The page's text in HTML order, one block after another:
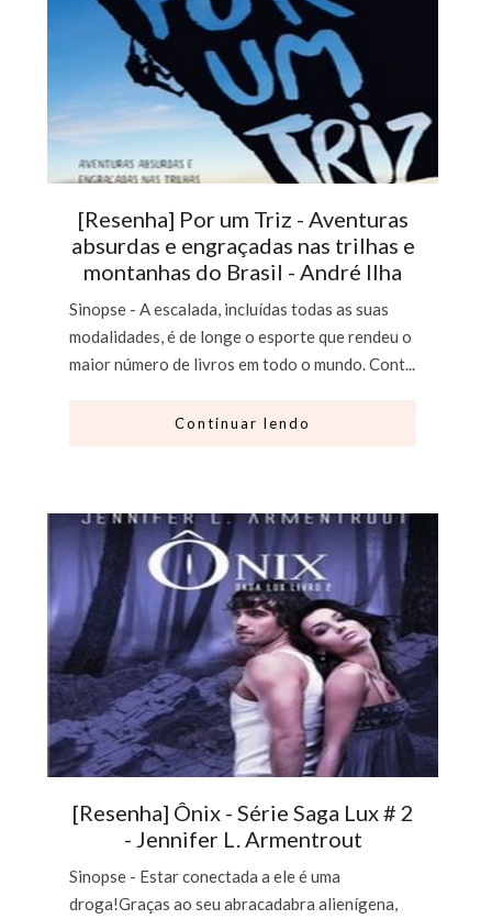
[Resenha] Por um Triz - Aventuras
absurdas e engraçadas nas trilhas e
montanhas do Brasil - André Ilha
Sinopse - A escalada, incluídas todas as suas
modalidades, é de longe o esporte que rendeu o
maior número de livros em todo o mundo. Cont...
Continuar lendo
[Resenha] Ônix - Série Saga Lux # 2
- Jennifer L. Armentrout
Sinopse - Estar conectada a ele é uma
droga!Graças ao seu abracadabra alienígena,